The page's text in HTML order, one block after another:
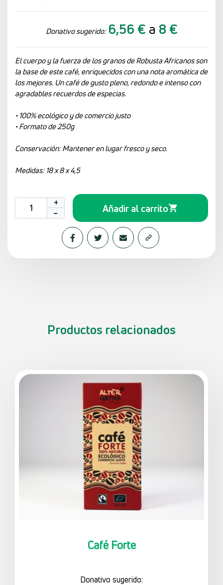
Donativo sugerido: 6,56 €a 8 €
El cuerpo y la fuerza de los granos de Robusta Africanos son
la base de este café, enriquecidos con una nota aromática de
los mejores. Un café de gusto pleno, redondo e intenso con
agradables recuerdos de especias.
• 100% ecológico y de comercio justo
• Formato de 250g
Conservación: Mantener en lugar fresco y seco.
Medidas: 18 x 8 x 4,5
+
−
Añadir al carrito
Productos relacionados
Café Forte
Donativo sugerido: